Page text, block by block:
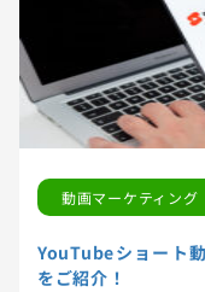
動画マーケティング
YouTubeショート
をご紹介！